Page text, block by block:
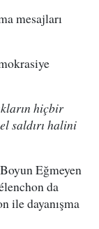
mesajları
hiçbir
saldırı halini
Eğmeyen
da
ile dayanışma